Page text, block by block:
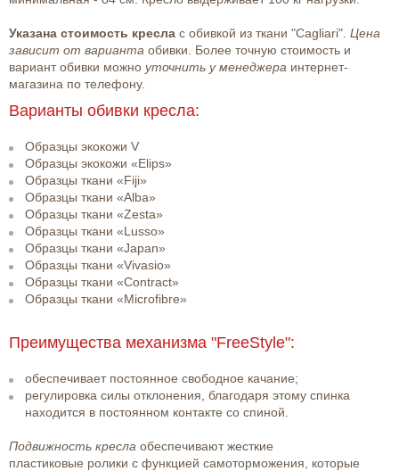
Указана стоимость кресла с обивкой из ткани "Cagliari". Цена
зависит от варианта обивки. Более точную стоимость и
вариант обивки можно уточнить у менеджера интернет-
магазина по телефону.
Варианты обивки кресла:
Образцы экокожи V
Образцы экокожи «Elips»
Образцы ткани «Fiji»
Образцы ткани «Alba»
Образцы ткани «Zesta»
Образцы ткани «Lusso»
Образцы ткани «Japan»
Образцы ткани «Vivasio»
Образцы ткани «Contract»
Образцы ткани «Microfibre»
Преимущества механизма "FreeStyle":
обеспечивает постоянное свободное качание;
регулировка силы отклонения, благодаря этому спинка
находится в постоянном контакте со спиной.
Подвижность кресла обеспечивают жесткие
пластиковые ролики с функцией самоторможения, которые